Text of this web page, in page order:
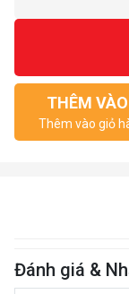
THÊM
Thêm vào giỏ
Đánh giá &